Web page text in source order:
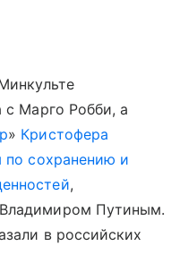
с Марго Робби, а
» Кристофера
по сохранению и
,
Путиным.
в российских